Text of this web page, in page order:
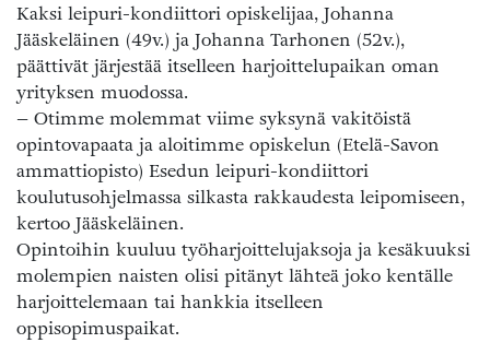
Kaksi leipuri-kondiittori opiskelijaa, Johanna
Jääskeläinen (49v.) ja Johanna Tarhonen (52v.),
päättivät järjestää itselleen harjoittelupaikan oman
yrityksen muodossa.
– Otimme molemmat viime syksynä vakitöistä
opintovapaata ja aloitimme opiskelun (Etelä-Savon
ammattiopisto) Esedun leipuri-kondiittori
koulutusohjelmassa silkasta rakkaudesta leipomiseen,
kertoo Jääskeläinen.
Opintoihin kuuluu työharjoittelujaksoja ja kesäkuuksi
molempien naisten olisi pitänyt lähteä joko kentälle
harjoittelemaan tai hankkia itselleen
oppisopimuspaikat.